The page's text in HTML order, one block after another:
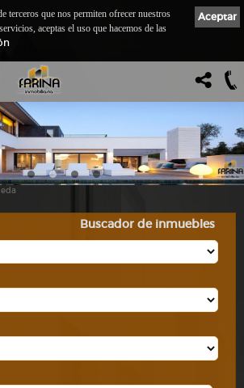
Buscador de inmuebles
Aceptar
terceros que nos permiten ofrecer nuestros
aceptas el uso que hacemos de las